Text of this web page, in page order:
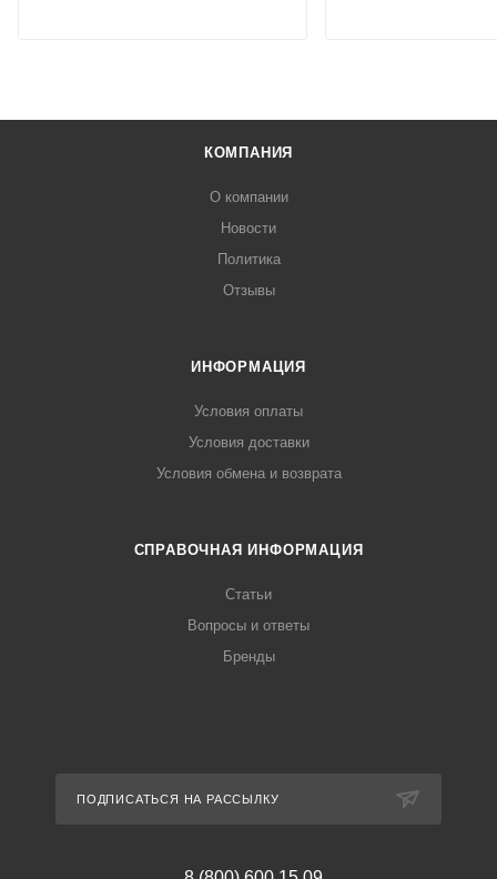
КОМПАНИЯ
О компании
Новости
Политика
Отзывы
ИНФОРМАЦИЯ
Условия оплаты
Условия доставки
Условия обмена и возврата
СПРАВОЧНАЯ ИНФОРМАЦИЯ
Статьи
Вопросы и ответы
Бренды
ПОДПИСАТЬСЯ НА РАССЫЛКУ